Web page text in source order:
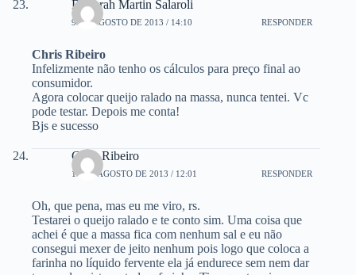
Deborah Martin Salaroli
9 DE AGOSTO DE 2013 / 14:10 RESPONDER
Chris Ribeiro
Infelizmente não tenho os cálculos para preço final ao
consumidor.
Agora colocar queijo ralado na massa, nunca tentei. Vc
pode testar. Depois me conta!
Bjs e sucesso
Chris Ribeiro
13 DE AGOSTO DE 2013 / 12:01 RESPONDER
Oh, que pena, mas eu me viro, rs.
Testarei o queijo ralado e te conto sim. Uma coisa que
achei é que a massa fica com nenhum sal e eu não
consegui mexer de jeito nenhum pois logo que coloca a
farinha no líquido fervente ela já endurece sem nem dar